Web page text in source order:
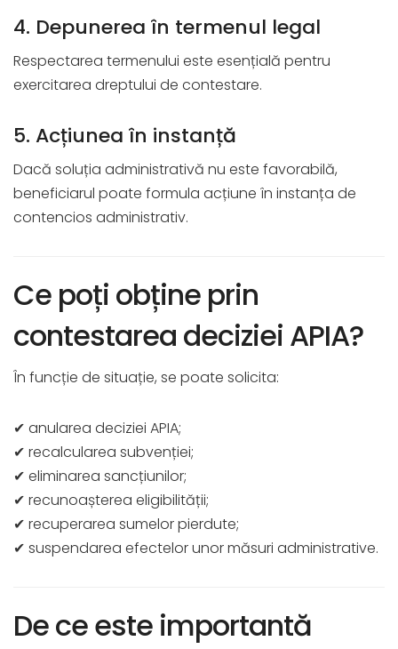
4. Depunerea în termenul legal
Respectarea termenului este esențială pentru
exercitarea dreptului de contestare.
5. Acțiunea în instanță
Dacă soluția administrativă nu este favorabilă,
beneficiarul poate formula acțiune în instanța de
contencios administrativ.
Ce poți obține prin
contestarea deciziei APIA?
În funcție de situație, se poate solicita:
✔ anularea deciziei APIA;
✔ recalcularea subvenției;
✔ eliminarea sancțiunilor;
✔ recunoașterea eligibilității;
✔ recuperarea sumelor pierdute;
✔ suspendarea efectelor unor măsuri administrative.
De ce este importantă